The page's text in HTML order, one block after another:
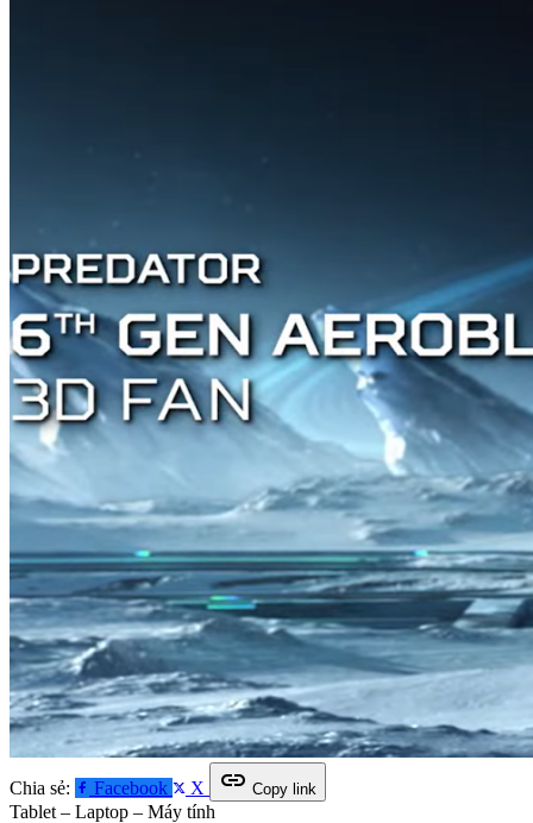
Chia sẻ: Facebook X link Copy link
Tablet – Laptop – Máy tính